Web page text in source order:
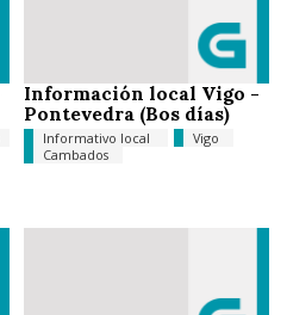
Información local Vigo -
Pontevedra (Bos días)
Informativo local
Vigo
Cambados